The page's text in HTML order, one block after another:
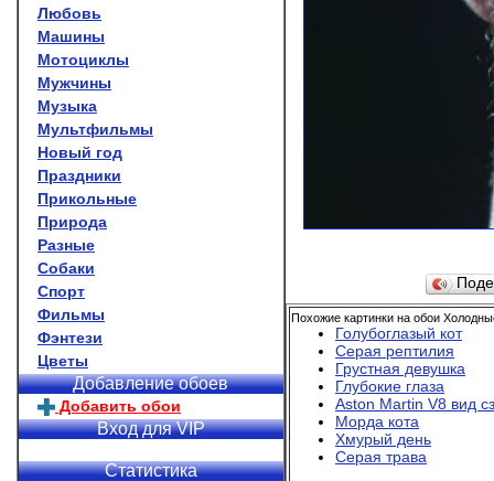
Любовь
Машины
Мотоциклы
Мужчины
Музыка
Мультфильмы
Новый год
Праздники
Прикольные
Природа
Разные
Собаки
Спорт
Фильмы
Фэнтези
Цветы
Добавление обоев
Добавить обои
Вход для VIP
Статистика
Похожие картинки на обои
Голубоглазый кот
Серая рептилия
Грустная девушка
Глубокие глаза
Aston Martin V8 вид
Морда кота
Хмурый день
Серая трава